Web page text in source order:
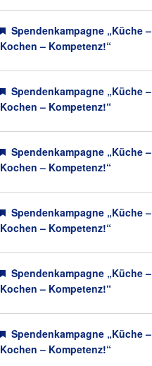
Empfohlen
Spendenkampagne „Küche –
Kochen – Kompetenz!“
Empfohlen
Spendenkampagne „Küche –
Kochen – Kompetenz!“
Empfohlen
Spendenkampagne „Küche –
Kochen – Kompetenz!“
Empfohlen
Spendenkampagne „Küche –
Kochen – Kompetenz!“
Empfohlen
Spendenkampagne „Küche –
Kochen – Kompetenz!“
Empfohlen
Spendenkampagne „Küche –
Kochen – Kompetenz!“